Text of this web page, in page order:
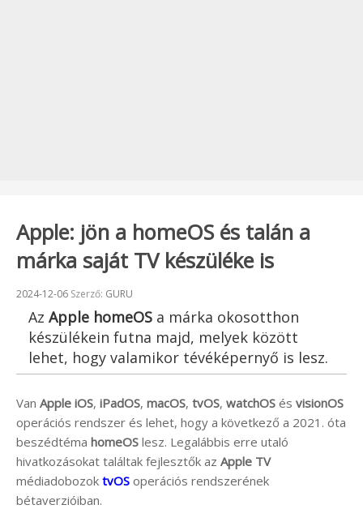
Apple: jön a homeOS és talán a
márka saját TV készüléke is
Beküldve:
2024-12-06 Szerző: GURU
Az Apple homeOS a márka okosotthon
készülékein futna majd, melyek között
lehet, hogy valamikor tévéképernyő is lesz.
Van Apple iOS, iPadOS, macOS, tvOS, watchOS és visionOS
operációs rendszer és lehet, hogy a következő a 2021. óta
beszédtéma homeOS lesz. Legalábbis erre utaló
hivatkozásokat találtak fejlesztők az Apple TV
médiadobozok tvOS operációs rendszerének
bétaverzióiban.